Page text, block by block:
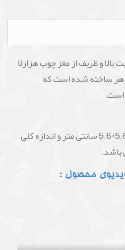
و ظریف از مغز چوب هزارلا
ساخته شده است که
و دارای 64 خانه با ابعاد 5.6*5.6 سانتی متر و اندازه کلی
محصول :